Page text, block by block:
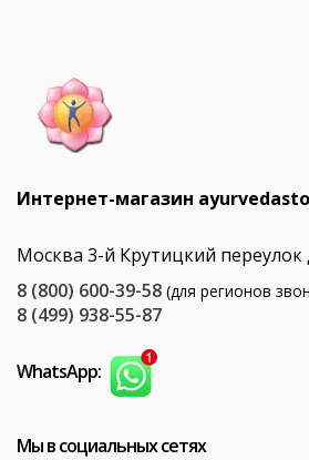
Интернет-магазин
Москва 3-й Крутицкий переулок
8 (800) 600-39-58 (для регионов
8 (499) 938-55-87
WhatsApp:
Мы в социальных сетях